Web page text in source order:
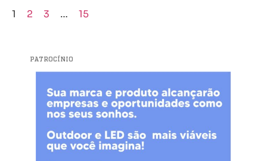
1 2 3 … 15
PATROCÍNIO